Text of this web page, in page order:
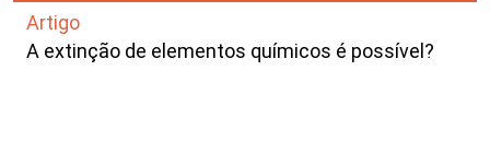
Artigo
A extinção de elementos químicos é possível?